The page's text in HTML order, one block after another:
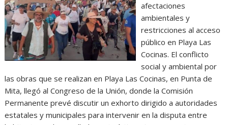
afectaciones
ambientales y
restricciones al acceso
público en Playa Las
Cocinas. El conflicto
social y ambiental por
las obras que se realizan en Playa Las Cocinas, en Punta de
Mita, llegó al Congreso de la Unión, donde la Comisión
Permanente prevé discutir un exhorto dirigido a autoridades
estatales y municipales para intervenir en la disputa entre